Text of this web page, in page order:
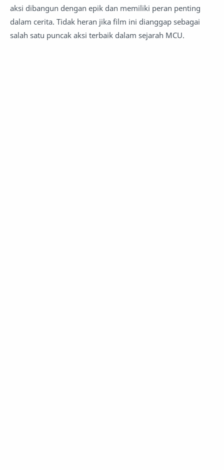
aksi dibangun dengan epik dan memiliki peran penting
dalam cerita. Tidak heran jika film ini dianggap sebagai
salah satu puncak aksi terbaik dalam sejarah MCU.